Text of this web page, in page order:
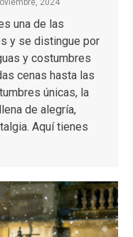
2024
una de las
y se distingue por
y costumbres
cenas hasta las
únicas, la
de alegría,
Aquí tienes